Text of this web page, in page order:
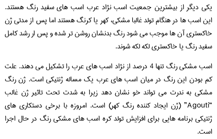
یکی دیگر از بیشترین جمعیت اسب نژاد عرب اسب های سفید رنگ هستند.
این اسب ها در هنگام تولد غالبا مشکی، کهر یا کرنگ هستند اما پس از مدتی ژن
خاکستری آن ها موجب می شود رنگ بدنشان روشن تر شده و پس ار رشد کامل
سفید رنگ یا خاکستری لکه لکه شوند.
اسب مشکی رنگ تنها 4 درصد از نژاد اسب های عرب را تشکیل می دهند. علت
کم بودن این رنگ در میان اسب های عرب یک مساله ژنتیکی است. ژن رنگ
مشکی به ندرت می تواند خو نشان دهد زیرا به شدت تحت تاثیر ژن غالب
“Agouti” (ژن ایجاد کننده رنگ کهر) است. امروزه با برخی دستکاری های
ژنتیکی برنامه هایی برای افزایش تولد کره اسب های مشکی رنگ در حال اجرا
است.